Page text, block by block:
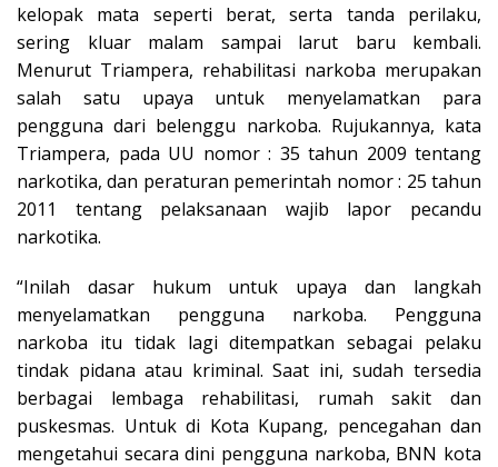
kelopak mata seperti berat, serta tanda perilaku,
sering kluar malam sampai larut baru kembali.
Menurut Triampera, rehabilitasi narkoba merupakan
salah satu upaya untuk menyelamatkan para
pengguna dari belenggu narkoba. Rujukannya, kata
Triampera, pada UU nomor : 35 tahun 2009 tentang
narkotika, dan peraturan pemerintah nomor : 25 tahun
2011 tentang pelaksanaan wajib lapor pecandu
narkotika.
“Inilah dasar hukum untuk upaya dan langkah
menyelamatkan pengguna narkoba. Pengguna
narkoba itu tidak lagi ditempatkan sebagai pelaku
tindak pidana atau kriminal. Saat ini, sudah tersedia
berbagai lembaga rehabilitasi, rumah sakit dan
puskesmas. Untuk di Kota Kupang, pencegahan dan
mengetahui secara dini pengguna narkoba, BNN kota